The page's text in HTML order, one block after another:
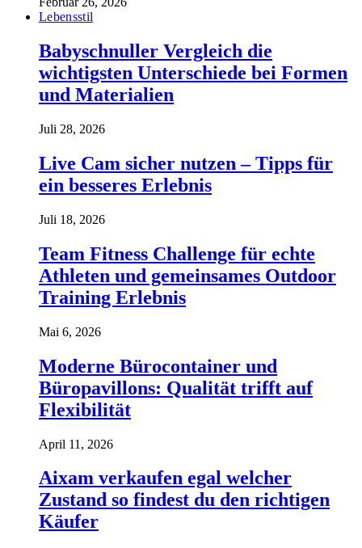
Lebensstil
Babyschnuller Vergleich die
wichtigsten Unterschiede bei Formen
und Materialien
Juli 28, 2026
Live Cam sicher nutzen – Tipps für
ein besseres Erlebnis
Juli 18, 2026
Team Fitness Challenge für echte
Athleten und gemeinsames Outdoor
Training Erlebnis
Mai 6, 2026
Moderne Bürocontainer und
Büropavillons: Qualität trifft auf
Flexibilität
April 11, 2026
Aixam verkaufen egal welcher
Zustand so findest du den richtigen
Käufer